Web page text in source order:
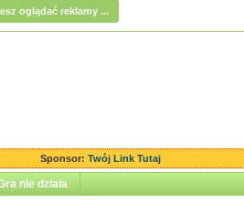
oglądać reklamy ...
Sponsor: Twój Link Tutaj
nie działa